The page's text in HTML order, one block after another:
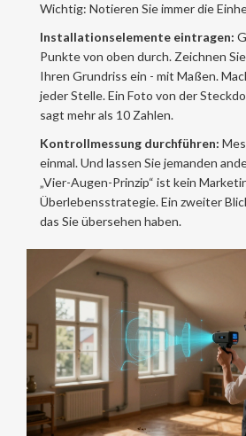
Wichtig: Notieren Sie immer die
Installationselemente eintragen:
Punkte von oben durch. Zeichnen
Ihren Grundriss ein - mit Maßen.
jeder Stelle. Ein Foto von der
sagt mehr als 10 Zahlen.
Kontrollmessung durchführen:
einmal. Und lassen Sie jemanden
„Vier-Augen-Prinzip“ ist kein
Überlebensstrategie. Ein zweiter
das Sie übersehen haben.